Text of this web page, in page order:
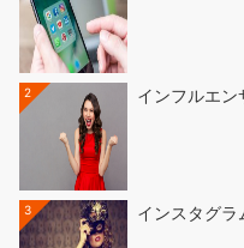
2 インフルエ
3 インスタグ